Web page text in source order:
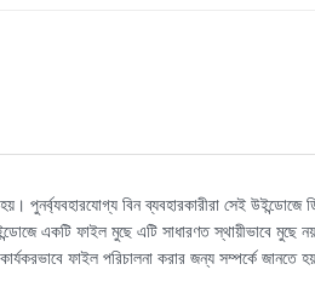
পুনর্ব্যবহারযোগ্য বিন ব্যবহারকারীরা সেই
একটি ফাইল মুছে এটি সাধারণত স্থায়ীভাবে মুছে
ফাইল পরিচালনা করার জন্য সম্পর্কে জানতে